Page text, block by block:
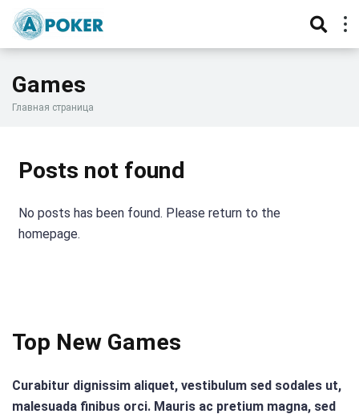
Games
Главная страница
Posts not found
No posts has been found. Please return to the
homepage.
Top New Games
Curabitur dignissim aliquet, vestibulum sed sodales ut,
malesuada finibus orci. Mauris ac pretium magna, sed